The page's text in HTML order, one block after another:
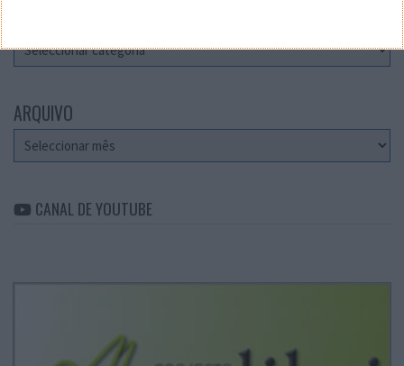
ARQUIVO
Arquivo
CANAL DE YOUTUBE